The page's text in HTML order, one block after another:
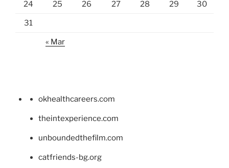
24 25 26 27 28 29 30
31
« Mar
okhealthcareers.com
theintexperience.com
unboundedthefilm.com
catfriends-bg.org